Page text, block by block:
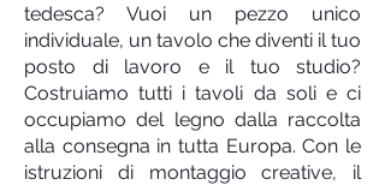
tedesca? Vuoi un pezzo unico
individuale, un tavolo che diventi il tuo
posto di lavoro e il tuo studio?
Costruiamo tutti i tavoli da soli e ci
occupiamo del legno dalla raccolta
alla consegna in tutta Europa. Con le
istruzioni di montaggio creative, il